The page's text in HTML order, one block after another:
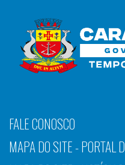
FALE CONOSCO
MAPA DO SITE - PORTAL